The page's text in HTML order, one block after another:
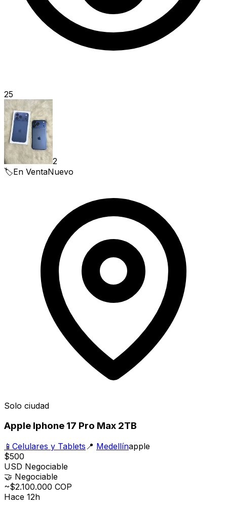
25
2
🏷️En VentaNuevo
Solo ciudad
Apple Iphone 17 Pro Max 2TB
📱 Celulares y Tablets 📍 Medellínapple
$500
USD Negociable
🤝 Negociable
~$2.100.000 COP
Hace 12h